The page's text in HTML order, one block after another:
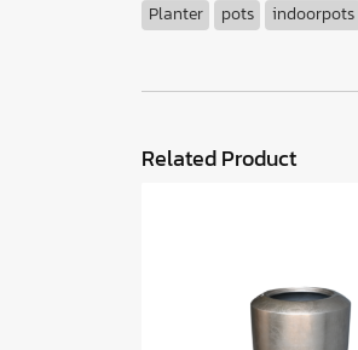
Planter pots indoorpots
Related Product